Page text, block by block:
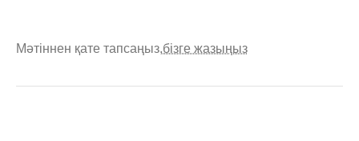
Мәтіннен қате тапсаңыз,бізге жазыңыз